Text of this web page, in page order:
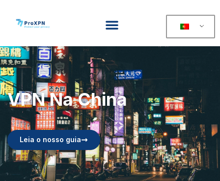
VPN Na China
Leia o nosso guia